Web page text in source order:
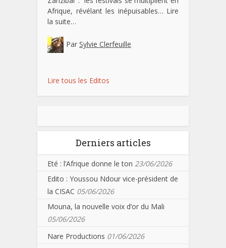
Afrique, révélant les inépuisables… Lire
la suite…
Par Sylvie Clerfeuille
Lire tous les Editos
Derniers articles
Eté : l’Afrique donne le ton 23/06/2026
Edito : Youssou Ndour vice-président de
la CISAC 05/06/2026
Mouna, la nouvelle voix d’or du Mali
05/06/2026
Nare Productions 01/06/2026